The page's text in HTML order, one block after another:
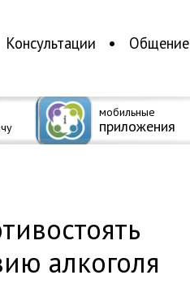
Консультации Общение
мобильные
приложения
алкоголя